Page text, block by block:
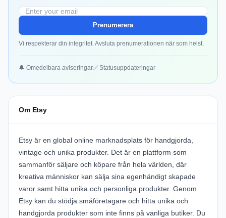
Prenumerera
Vi respekterar din integritet. Avsluta prenumerationen när som helst.
🔔 Omedelbara aviseringar✅ Statusuppdateringar
Om Etsy
Etsy är en global online marknadsplats för handgjorda,
vintage och unika produkter. Det är en plattform som
sammanför säljare och köpare från hela världen, där
kreativa människor kan sälja sina egenhändigt skapade
varor samt hitta unika och personliga produkter. Genom
Etsy kan du stödja småföretagare och hitta unika och
handgjorda produkter som inte finns på vanliga butiker. Du